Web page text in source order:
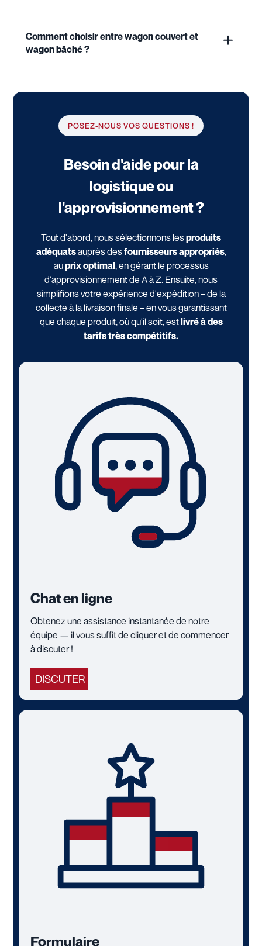
Comment choisir entre wagon couvert et
wagon bâché ?
POSEZ-NOUS VOS QUESTIONS !
Besoin d'aide pour la
logistique ou
l'approvisionnement ?
Tout d'abord, nous sélectionnons lesproduits
adéquatsauprès desfournisseurs appropriés,
auprix optimal, en gérant le processus
d'approvisionnement de A à Z. Ensuite, nous
simplifions votre expérience d'expédition – de la
collecte à la livraison finale – en vous garantissant
que chaque produit, où qu'il soit, estlivré à des
tarifs très compétitifs.
Chat en ligne
Obtenez une assistance instantanée de notre
équipe — il vous suffit de cliquer et de commencer
à discuter !
DISCUTER
Formulaire